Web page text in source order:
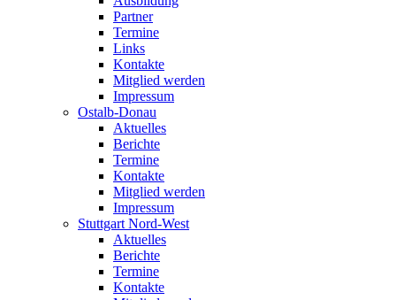
Partner
Termine
Links
Kontakte
Mitglied werden
Impressum
Ostalb-Donau
Aktuelles
Berichte
Termine
Kontakte
Mitglied werden
Impressum
Stuttgart Nord-West
Aktuelles
Berichte
Termine
Kontakte